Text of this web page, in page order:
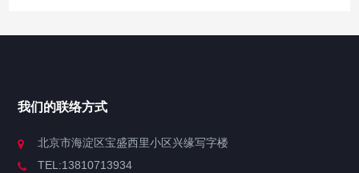
我们的联络方式
北京市海淀区宝盛西里小区兴缘写字楼
TEL:13810713934